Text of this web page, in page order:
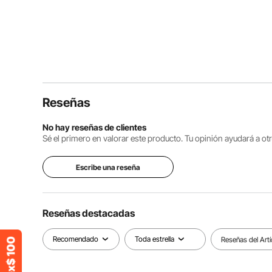
Reseñas
No hay reseñas de clientes
Sé el primero en valorar este producto. Tu opinión ayudará a
Escribe una reseña
Reseñas destacadas
Recomendado Toda estrella Reseñas del